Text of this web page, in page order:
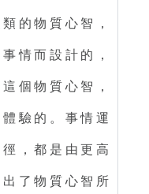
的物質心智，
情而設計的，
個物質心智，
驗的。事情運
，都是由更高
了物質心智所